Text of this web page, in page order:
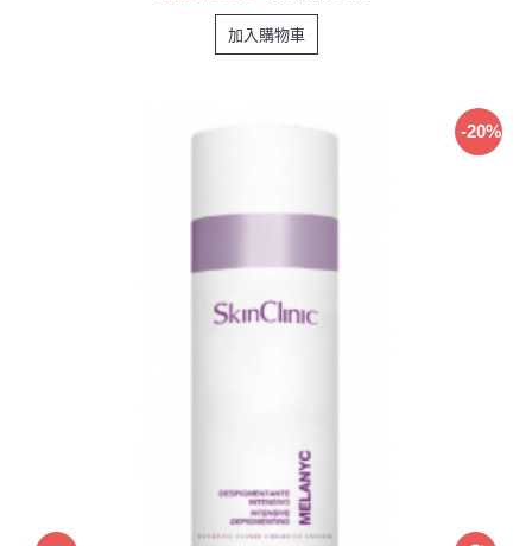
加入購物車
-20%